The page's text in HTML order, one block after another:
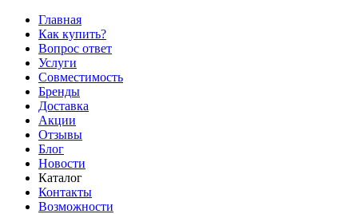
Главная
Как купить?
Вопрос ответ
Услуги
Совместимость
Бренды
Доставка
Акции
Отзывы
Блог
Новости
Каталог
Контакты
Возможности